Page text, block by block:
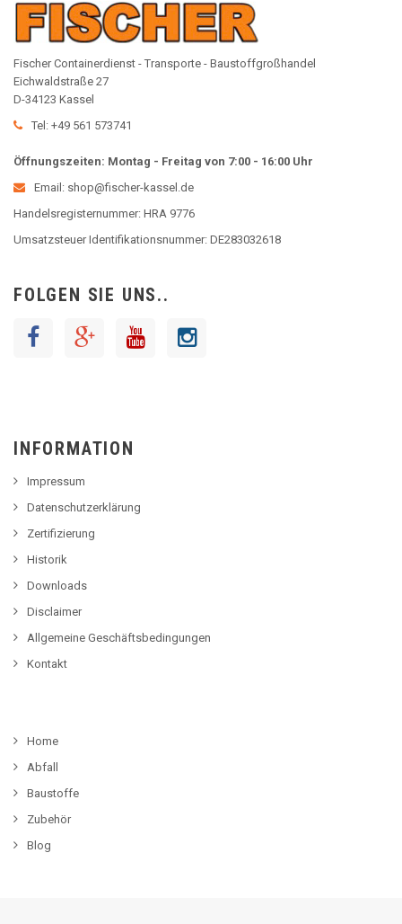
Fischer Containerdienst - Transporte - Baustoffgroßhandel
Eichwaldstraße 27
D-34123 Kassel
Tel: +49 561 573741
Öffnungszeiten: Montag - Freitag von 7:00 - 16:00 Uhr
Email: shop@fischer-kassel.de
Handelsregisternummer: HRA 9776
Umsatzsteuer Identifikationsnummer: DE283032618
FOLGEN SIE UNS..
INFORMATION
Impressum
Datenschutzerklärung
Zertifizierung
Historik
Downloads
Disclaimer
Allgemeine Geschäftsbedingungen
Kontakt
Home
Abfall
Baustoffe
Zubehör
Blog